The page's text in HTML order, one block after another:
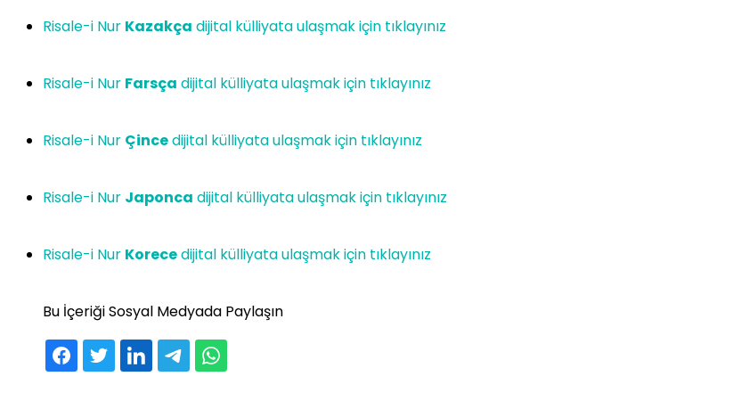
Risale-i Nur Kazakça dijital külliyata ulaşmak için tıklayınız
Risale-i Nur Farsça dijital külliyata ulaşmak için tıklayınız
Risale-i Nur Çincedijital külliyata ulaşmak için tıklayınız
Risale-i Nur Japonca dijital külliyata ulaşmak için tıklayınız
Risale-i Nur Korecedijital külliyata ulaşmak için tıklayınız
Bu İçeriği Sosyal Medyada Paylaşın